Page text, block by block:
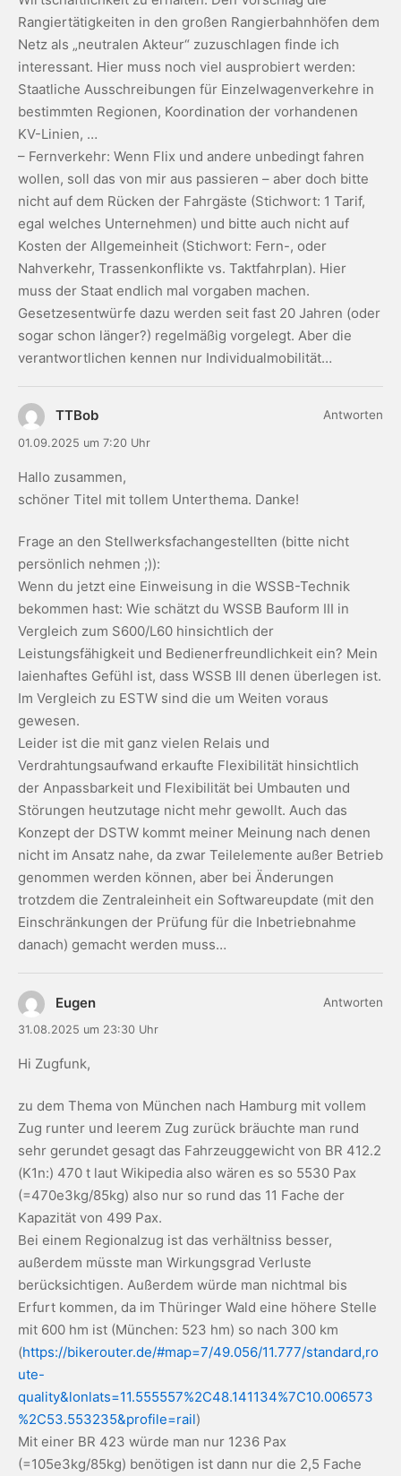
Rangiertätigkeiten in den großen Rangierbahnhöfen dem
Netz als „neutralen Akteur“ zuzuschlagen finde ich
interessant. Hier muss noch viel ausprobiert werden:
Staatliche Ausschreibungen für Einzelwagenverkehre in
bestimmten Regionen, Koordination der vorhandenen
KV-Linien, …
– Fernverkehr: Wenn Flix und andere unbedingt fahren
wollen, soll das von mir aus passieren – aber doch bitte
nicht auf dem Rücken der Fahrgäste (Stichwort: 1 Tarif,
egal welches Unternehmen) und bitte auch nicht auf
Kosten der Allgemeinheit (Stichwort: Fern-, oder
Nahverkehr, Trassenkonflikte vs. Taktfahrplan). Hier
muss der Staat endlich mal vorgaben machen.
Gesetzesentwürfe dazu werden seit fast 20 Jahren (oder
sogar schon länger?) regelmäßig vorgelegt. Aber die
verantwortlichen kennen nur Individualmobilität…
TTBob
01.09.2025 um 7:20 Uhr
Hallo zusammen,
schöner Titel mit tollem Unterthema. Danke!
Frage an den Stellwerksfachangestellten (bitte nicht
persönlich nehmen ;)):
Wenn du jetzt eine Einweisung in die WSSB-Technik
bekommen hast: Wie schätzt du WSSB Bauform III in
Vergleich zum S600/L60 hinsichtlich der
Leistungsfähigkeit und Bedienerfreundlichkeit ein? Mein
laienhaftes Gefühl ist, dass WSSB III denen überlegen ist.
Im Vergleich zu ESTW sind die um Weiten voraus
gewesen.
Leider ist die mit ganz vielen Relais und
Verdrahtungsaufwand erkaufte Flexibilität hinsichtlich
der Anpassbarkeit und Flexibilität bei Umbauten und
Störungen heutzutage nicht mehr gewollt. Auch das
Konzept der DSTW kommt meiner Meinung nach denen
nicht im Ansatz nahe, da zwar Teilelemente außer Betrieb
genommen werden können, aber bei Änderungen
trotzdem die Zentraleinheit ein Softwareupdate (mit den
Einschränkungen der Prüfung für die Inbetriebnahme
danach) gemacht werden muss…
Antworten
Eugen
31.08.2025 um 23:30 Uhr
Hi Zugfunk,
zu dem Thema von München nach Hamburg mit vollem
Zug runter und leerem Zug zurück bräuchte man rund
sehr gerundet gesagt das Fahrzeuggewicht von BR 412.2
(K1n:) 470 t laut Wikipedia also wären es so 5530 Pax
(=470e3kg/85kg) also nur so rund das 11 Fache der
Kapazität von 499 Pax.
Bei einem Regionalzug ist das verhältniss besser,
außerdem müsste man Wirkungsgrad Verluste
berücksichtigen. Außerdem würde man nichtmal bis
Erfurt kommen, da im Thüringer Wald eine höhere Stelle
mit 600 hm ist (München: 523 hm) so nach 300 km
(https://bikerouter.de/#map=7/49.056/11.777/standard,ro
ute-
quality&lonlats=11.555557%2C48.141134%7C10.006573
%2C53.553235&profile=rail)
Mit einer BR 423 würde man nur 1236 Pax
(=105e3kg/85kg) benötigen ist dann nur die 2,5 Fache
Antworten